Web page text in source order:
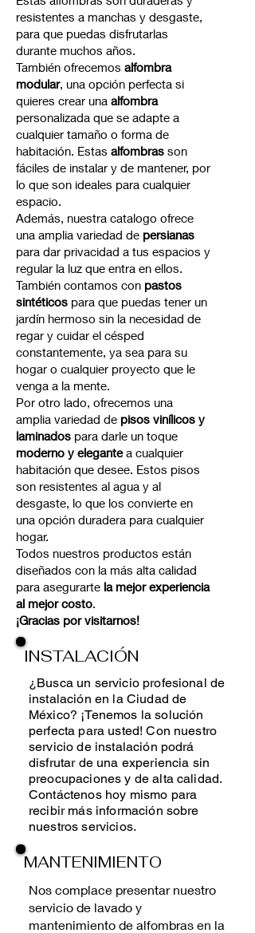
resistentes a manchas y desgaste,
para que puedas disfrutarlas
durante muchos años.
También ofrecemos alfombra
modular, una opción perfecta si
quieres crear una alfombra
personalizada que se adapte a
cualquier tamaño o forma de
habitación. Estas alfombras son
fáciles de instalar y de mantener, por
lo que son ideales para cualquier
espacio.
Además, nuestra catalogo ofrece
una amplia variedad de persianas
para dar privacidad a tus espacios y
regular la luz que entra en ellos.
También contamos con pastos
sintéticos para que puedas tener un
jardín hermoso sin la necesidad de
regar y cuidar el césped
constantemente, ya sea para su
hogar o cualquier proyecto que le
venga a la mente.
Por otro lado, ofrecemos una
amplia variedad de pisos vinílicos y
laminados para darle un toque
moderno y elegantea cualquier
habitación que desee. Estos pisos
son resistentes al agua y al
desgaste, lo que los convierte en
una opción duradera para cualquier
hogar.
Todos nuestros productos están
diseñados con la más alta calidad
para asegurarte la mejor experiencia
al mejor costo.
¡Gracias por visitarnos!
INSTALACIÓN
¿Busca un servicio profesional de
instalación en la Ciudad de
México? ¡Tenemos la solución
perfecta para usted! Con nuestro
servicio de instalación podrá
disfrutar de una experiencia sin
preocupaciones y de alta calidad.
Contáctenos hoy mismo para
recibir más información sobre
nuestros servicios.
MANTENIMIENTO
Nos complace presentar nuestro
servicio de lavado y
mantenimiento de alfombras en la